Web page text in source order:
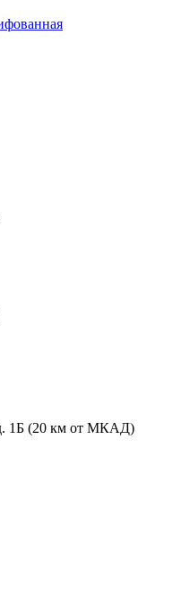
1Б (20 км от МКАД)